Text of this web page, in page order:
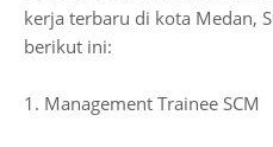
kerja terbaru di kota Medan,
berikut ini:
1. Management Trainee SCM